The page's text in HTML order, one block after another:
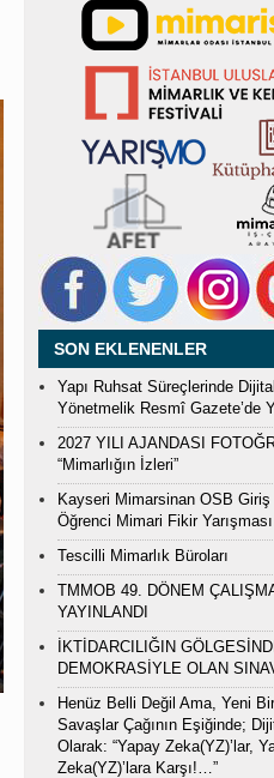
SON EKLENENLER
Yapı Ruhsat Süreçlerinde
Yönetmelik Resmî Gazete’de
2027 YILI AJANDASI
“Mimarlığın İzleri”
Kayseri Mimarsinan OSB Giriş
Öğrenci Mimari Fikir Yarışması
Tescilli Mimarlık Büroları
TMMOB 49. DÖNEM
YAYINLANDI
İKTİDARCILIĞIN
DEMOKRASİYLE OLAN
Henüz Belli Değil Ama, Yeni
Savaşlar Çağının Eşiğinde;
Olarak: “Yapay Zeka(YZ)’lar,
Zeka(YZ)’lara Karşı!…”